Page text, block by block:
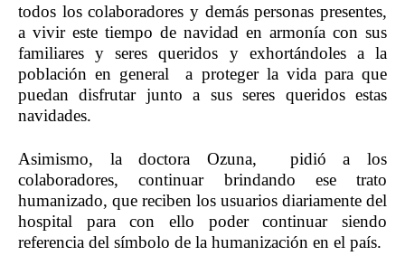
todos los colaboradores y demás personas presentes,
a vivir este tiempo de navidad en armonía con sus
familiares y seres queridos y exhortándoles a la
población en general a proteger la vida para que
puedan disfrutar junto a sus seres queridos estas
navidades.
Asimismo, la doctora Ozuna, pidió a los
colaboradores, continuar brindando ese trato
humanizado, que reciben los usuarios diariamente del
hospital para con ello poder continuar siendo
referencia del símbolo de la humanización en el país.